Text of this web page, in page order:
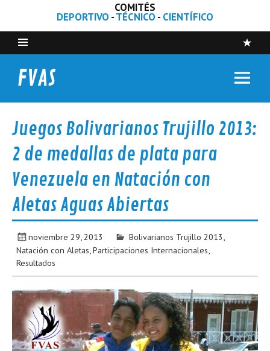
COMITÉS
DEPORTIVO -TÉCNICO - CIENTÍFICO
FVAS
Juegos Bolivarianos Trujillo 2013:
2 de medallas de plata para
Venezuela en Natación con
Aletas Aguas Abiertas
noviembre 29, 2013 Bolivarianos Trujillo 2013
Natación con Aletas ,Participaciones Internacionales
Resultados